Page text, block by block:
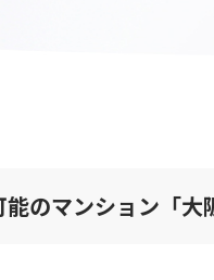
のマンション「大